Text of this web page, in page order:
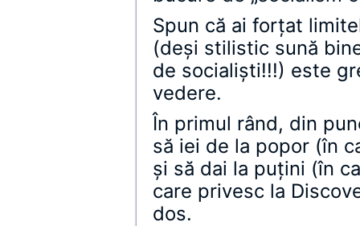
Spun că ai forţat
(deşi stilistic sună
de socialişti!!!) este
vedere.
În primul rând, din
să iei de la popor (în
şi să dai la puţini (în
care privesc la
dos.